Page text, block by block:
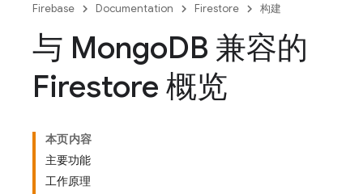
Firebase Documentation Firestore 构建
与 MongoDB 兼容的
Firestore 概览
本页内容
主要功能
工作原理